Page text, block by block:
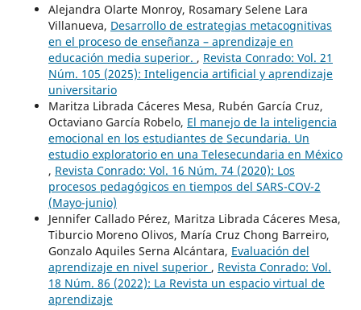
Alejandra Olarte Monroy, Rosamary Selene Lara
Villanueva, Desarrollo de estrategias metacognitivas
en el proceso de enseñanza – aprendizaje en
educación media superior. , Revista Conrado: Vol. 21
Núm. 105 (2025): Inteligencia artificial y aprendizaje
universitario
Maritza Librada Cáceres Mesa, Rubén García Cruz,
Octaviano García Robelo, El manejo de la inteligencia
emocional en los estudiantes de Secundaria. Un
estudio exploratorio en una Telesecundaria en México
, Revista Conrado: Vol. 16 Núm. 74 (2020): Los
procesos pedagógicos en tiempos del SARS-COV-2
(Mayo-junio)
Jennifer Callado Pérez, Maritza Librada Cáceres Mesa,
Tiburcio Moreno Olivos, María Cruz Chong Barreiro,
Gonzalo Aquiles Serna Alcántara, Evaluación del
aprendizaje en nivel superior , Revista Conrado: Vol.
18 Núm. 86 (2022): La Revista un espacio virtual de
aprendizaje